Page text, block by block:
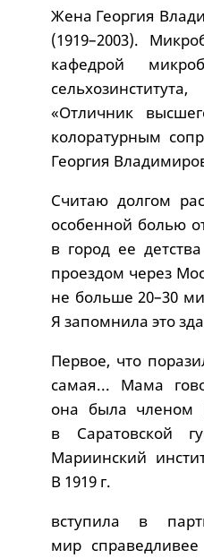
Жена Георгия
(1919–2003).
кафедрой
«Отличник
колоратурным
Георгия
Считаю долгом
особенной болью
в город ее
проездом через
не больше 20–30
Я запомнила это
Первое, что
самая... Мама
она была членом
в Саратовской
Мариинский
В 1919 г.
вступила в
мир